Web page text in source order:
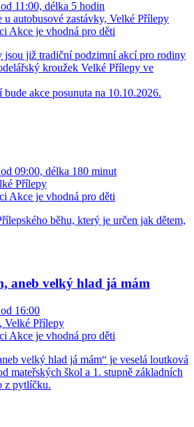
11:00, délka 5 hodin
autobusové zastávky, Velké Přílepy
Akce je vhodná pro děti
jsou již tradiční podzimní akcí pro rodiny
kroužek Velké Přílepy ve
akce posunuta na 10.10.2026.
09:00, délka 180 minut
Přílepy
Akce je vhodná pro děti
běhu, který je určen jak dětem,
aneb velký hlad já mám
16:00
Velké Přílepy
Akce je vhodná pro děti
velký hlad já mám“ je veselá loutková
mateřských škol a 1. stupně základních
z pytlíčku.